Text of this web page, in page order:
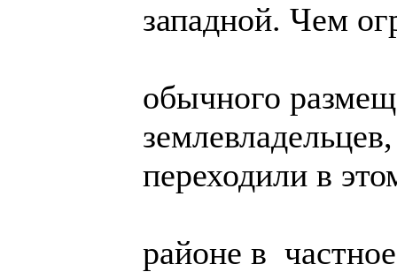
западной. Чем
обычного
переходили в
районе в